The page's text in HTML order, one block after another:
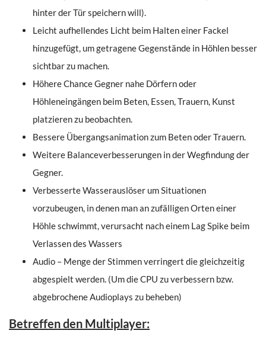
hinter der Tür speichern will).
Leicht aufhellendes Licht beim Halten einer Fackel
hinzugefügt, um getragene Gegenstände in Höhlen besser
sichtbar zu machen.
Höhere Chance Gegner nahe Dörfern oder
Höhleneingängen beim Beten, Essen, Trauern, Kunst
platzieren zu beobachten.
Bessere Übergangsanimation zum Beten oder Trauern.
Weitere Balanceverbesserungen in der Wegfindung der
Gegner.
Verbesserte Wasserauslöser um Situationen
vorzubeugen, in denen man an zufälligen Orten einer
Höhle schwimmt, verursacht nach einem Lag Spike beim
Verlassen des Wassers
Audio – Menge der Stimmen verringert die gleichzeitig
abgespielt werden. (Um die CPU zu verbessern bzw.
abgebrochene Audioplays zu beheben)
Betreffen den Multiplayer: